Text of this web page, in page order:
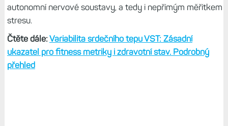
autonomní nervové soustavy, a tedy i nepřímým měřítkem
stresu.
Čtěte dále: Variabilita srdečního tepu VST: Zásadní
ukazatel pro fitness metriky i zdravotní stav. Podrobný
přehled